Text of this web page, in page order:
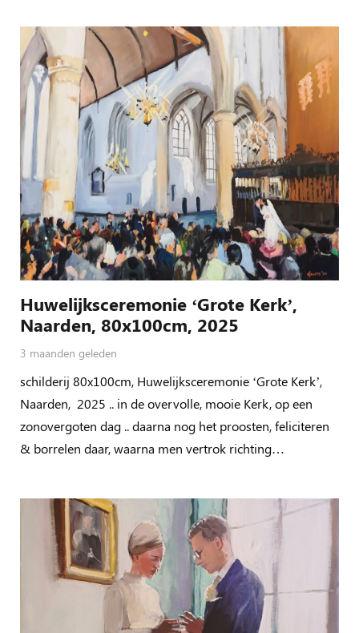
Huwelijksceremonie ‘Grote Kerk’,
Naarden, 80x100cm, 2025
3 maanden geleden
schilderij 80x100cm, Huwelijksceremonie ‘Grote Kerk’,
Naarden, 2025 .. in de overvolle, mooie Kerk, op een
zonovergoten dag .. daarna nog het proosten, feliciteren
& borrelen daar, waarna men vertrok richting…